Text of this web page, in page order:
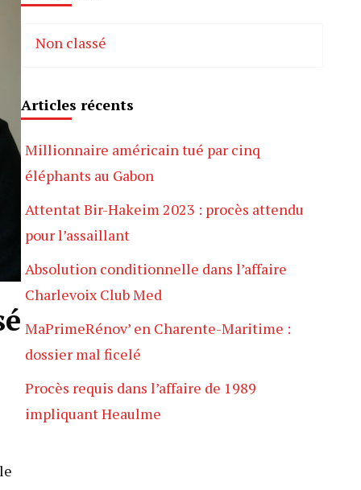
Non classé
Articles récents
Millionnaire américain tué par cinq
éléphants au Gabon
Attentat Bir-Hakeim 2023 : procès attendu
pour l’assaillant
Absolution conditionnelle dans l’affaire
Charlevoix Club Med
MaPrimeRénov’ en Charente-Maritime :
dossier mal ficelé
Procès requis dans l’affaire de 1989
impliquant Heaulme